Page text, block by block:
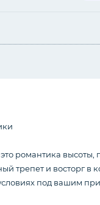
романтика высоты,
трепет и восторг в
под вашим